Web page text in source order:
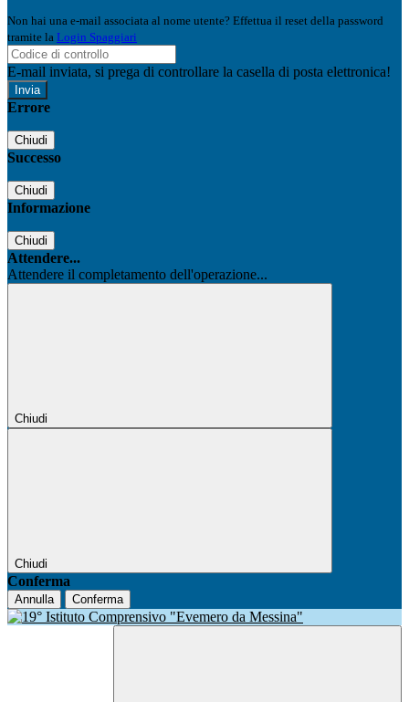
Non hai una e-mail associata al nome utente? Effettua il reset della password
tramite la Login Spaggiari
E-mail inviata, si prega di controllare la casella di posta elettronica!
Errore
Chiudi
Successo
Chiudi
Informazione
Chiudi
Attendere...
Attendere il completamento dell'operazione...
Chiudi
Chiudi
Conferma
Annulla Conferma